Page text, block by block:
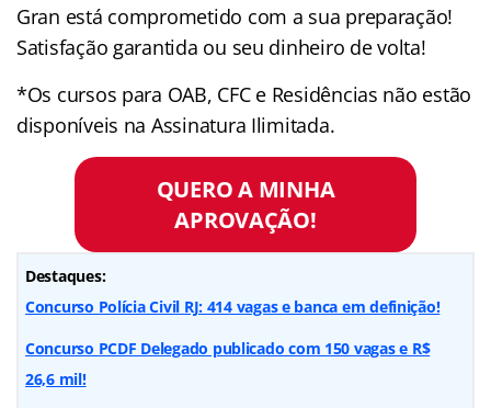
Gran está comprometido com a sua preparação!
Satisfação garantida ou seu dinheiro de volta!
*Os cursos para OAB, CFC e Residências não estão
disponíveis na Assinatura Ilimitada.
QUERO A MINHA
APROVAÇÃO!
Destaques:
Concurso Polícia Civil RJ: 414 vagas e banca em definição!
Concurso PCDF Delegado publicado com 150 vagas e R$
26,6 mil!